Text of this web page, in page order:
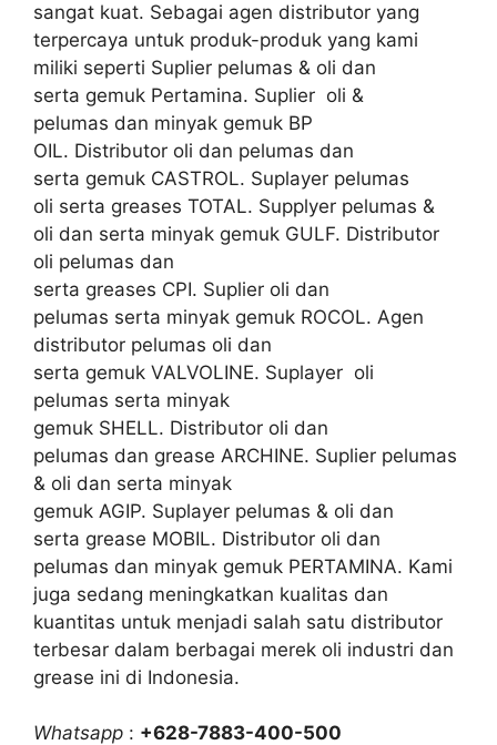
sangat kuat. Sebagai agen distributor yang
terpercaya untuk produk-produk yang kami
miliki seperti Suplier pelumas & oli dan
serta gemuk Pertamina. Suplier oli &
pelumas dan minyak gemuk BP
OIL. Distributor oli dan pelumas dan
serta gemuk CASTROL. Suplayer pelumas
oli serta greases TOTAL. Supplyer pelumas &
oli dan serta minyak gemuk GULF. Distributor
oli pelumas dan
serta greases CPI. Suplier oli dan
pelumas serta minyak gemuk ROCOL. Agen
distributor pelumas oli dan
serta gemuk VALVOLINE. Suplayer oli
pelumas serta minyak
gemuk SHELL. Distributor oli dan
pelumas dan grease ARCHINE. Suplier pelumas
& oli dan serta minyak
gemuk AGIP. Suplayer pelumas & oli dan
serta grease MOBIL. Distributor oli dan
pelumas dan minyak gemuk PERTAMINA. Kami
juga sedang meningkatkan kualitas dan
kuantitas untuk menjadi salah satu distributor
terbesar dalam berbagai merek oli industri dan
grease ini di Indonesia.
Whatsapp : +628-7883-400-500